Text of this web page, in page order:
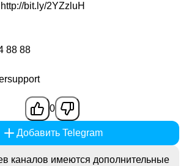
bit.ly/2YZzluH
88 88
0
Добавить Telegram
каналов имеются дополнительные